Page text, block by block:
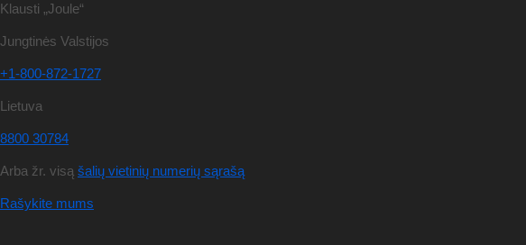
Klausti „Joule“
Jungtinės Valstijos
+1-800-872-1727
Lietuva
8800 30784
Arba žr. visą šalių vietinių numerių sąrašą
Rašykite mums